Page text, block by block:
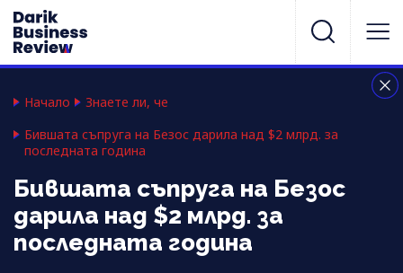
Начало
Знаете ли, че
Бившата съпруга на Безос дарила над $2 млрд. за
последната година
Бившата съпруга на Безос
дарила над $2 млрд. за
последната година